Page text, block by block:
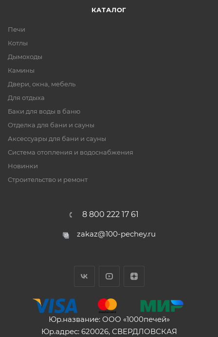
КАТАЛОГ
Печи
Котлы
Дымоходы
Камины
Двери, окна, мебель
Для отдыха
Баки для воды в баню
Отделка для бани и сауны
Аксессуары для бани и сауны
Система отопления и водоснабжения
Новинки
Строительство и ремонт
8 800 222 17 61
zakaz@100-pechey.ru
Юр.название: ООО «1000печей»
Юр.адрес: 620026, СВЕРДЛОВСКАЯ